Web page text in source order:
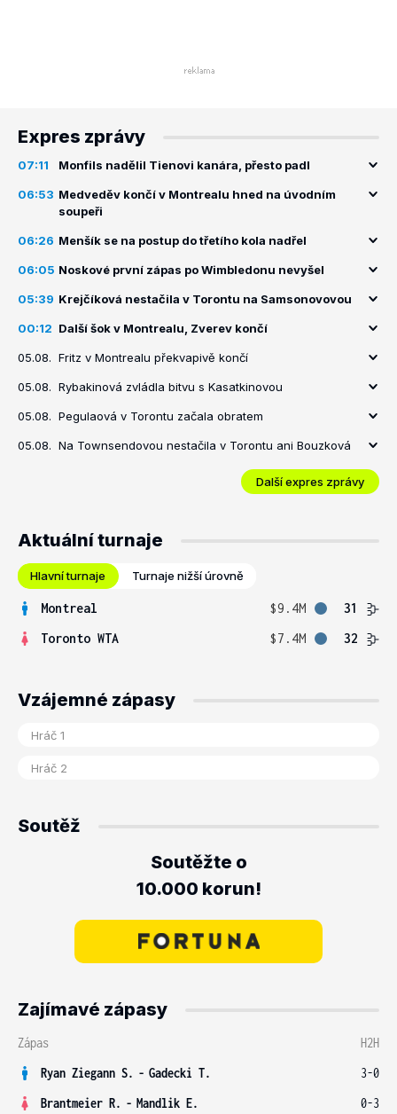
Expres zprávy
07:11 Monfils nadělil Tienovi kanára, přesto padl
06:53 Medveděv končí v Montrealu hned na úvodním
soupeři
06:26 Menšík se na postup do třetího kola nadřel
06:05 Noskové první zápas po Wimbledonu nevyšel
05:39 Krejčíková nestačila v Torontu na Samsonovovou
00:12 Další šok v Montrealu, Zverev končí
05.08. Fritz v Montrealu překvapivě končí
05.08. Rybakinová zvládla bitvu s Kasatkinovou
05.08. Pegulaová v Torontu začala obratem
05.08. Na Townsendovou nestačila v Torontu ani Bouzková
Další expres zprávy
Aktuální turnaje
Hlavní turnaje Turnaje nižší úrovně
Montreal $9.4M
31
Toronto WTA
$7.4M 32
Vzájemné zápasy
Soutěž
Soutěžte o
10.000 korun!
Zajímavé zápasy
Zápas
H2H
Ryan Ziegann S. - Gadecki T.
3-0
Brantmeier R. - Mandlik E.
0-3